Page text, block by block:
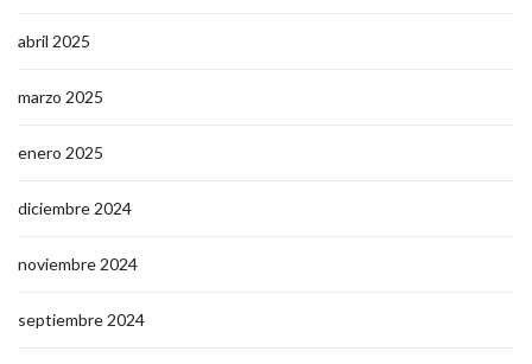
abril 2025
marzo 2025
enero 2025
diciembre 2024
noviembre 2024
septiembre 2024